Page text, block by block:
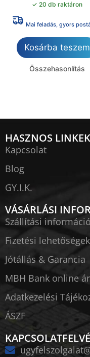
✓ 20 db raktáron
Mai feladás, gyors
Kosárba teszem
Összehasonlítás
HASZNOS LINKEK
Kapcsolat
Blog
GY.I.K.
VÁSÁRLÁSI
Szállítási
Fizetési lehetőségek
Jótállás & Garancia
MBH Bank online
Adatkezelési
ÁSZF